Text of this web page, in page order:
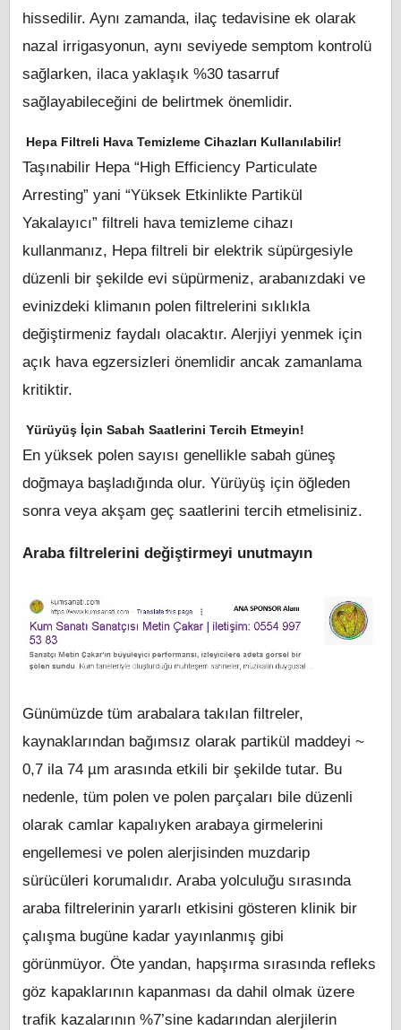
hissedilir. Aynı zamanda, ilaç tedavisine ek olarak
nazal irrigasyonun, aynı seviyede semptom kontrolü
sağlarken, ilaca yaklaşık %30 tasarruf
sağlayabileceğini de belirtmek önemlidir.
Hepa Filtreli Hava Temizleme Cihazları Kullanılabilir!
Taşınabilir Hepa “High Efficiency Particulate
Arresting” yani “Yüksek Etkinlikte Partikül
Yakalayıcı” filtreli hava temizleme cihazı
kullanmanız, Hepa filtreli bir elektrik süpürgesiyle
düzenli bir şekilde evi süpürmeniz, arabanızdaki ve
evinizdeki klimanın polen filtrelerini sıklıkla
değiştirmeniz faydalı olacaktır. Alerjiyi yenmek için
açık hava egzersizleri önemlidir ancak zamanlama
kritiktir.
Yürüyüş İçin Sabah Saatlerini Tercih Etmeyin!
En yüksek polen sayısı genellikle sabah güneş
doğmaya başladığında olur. Yürüyüş için öğleden
sonra veya akşam geç saatlerini tercih etmelisiniz.
Araba filtrelerini değiştirmeyi unutmayın
Günümüzde tüm arabalara takılan filtreler,
kaynaklarından bağımsız olarak partikül maddeyi ~
0,7 ila 74 µm arasında etkili bir şekilde tutar. Bu
nedenle, tüm polen ve polen parçaları bile düzenli
olarak camlar kapalıyken arabaya girmelerini
engellemesi ve polen alerjisinden muzdarip
sürücüleri korumalıdır. Araba yolculuğu sırasında
araba filtrelerinin yararlı etkisini gösteren klinik bir
çalışma bugüne kadar yayınlanmış gibi
görünmüyor. Öte yandan, hapşırma sırasında refleks
göz kapaklarının kapanması da dahil olmak üzere
trafik kazalarının %7’sine kadarından alerjilerin